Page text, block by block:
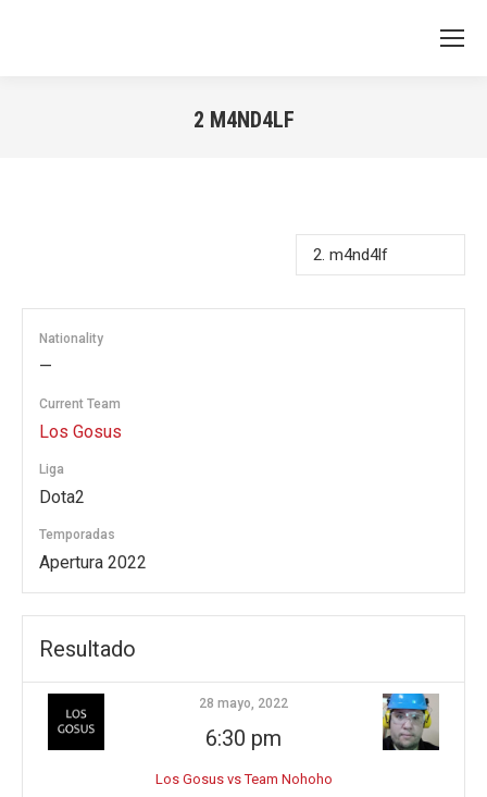
2 M4ND4LF
Nationality
—
Current Team
Los Gosus
Liga
Dota2
Temporadas
Apertura 2022
Resultado
28 mayo, 2022
6:30 pm
Los Gosus vs Team Nohoho